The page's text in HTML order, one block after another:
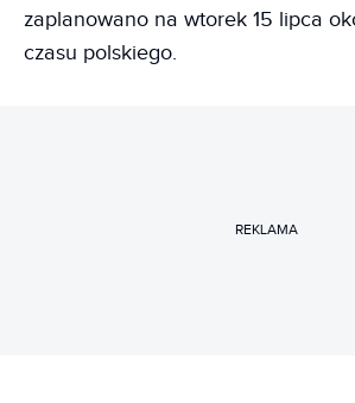
zaplanowano na wtorek 15 lipca
czasu polskiego.
REKLAMA